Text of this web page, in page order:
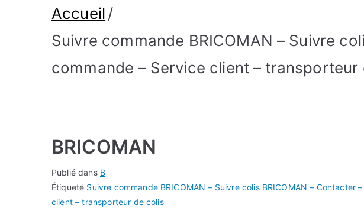
Accueil
Suivre commande BRICOMAN – Suivre
commande – Service client – transporteur
BRICOMAN
Publié dans B
Étiqueté Suivre commande BRICOMAN – Suivre colis BRICOMAN – Contacter
client – transporteur de colis